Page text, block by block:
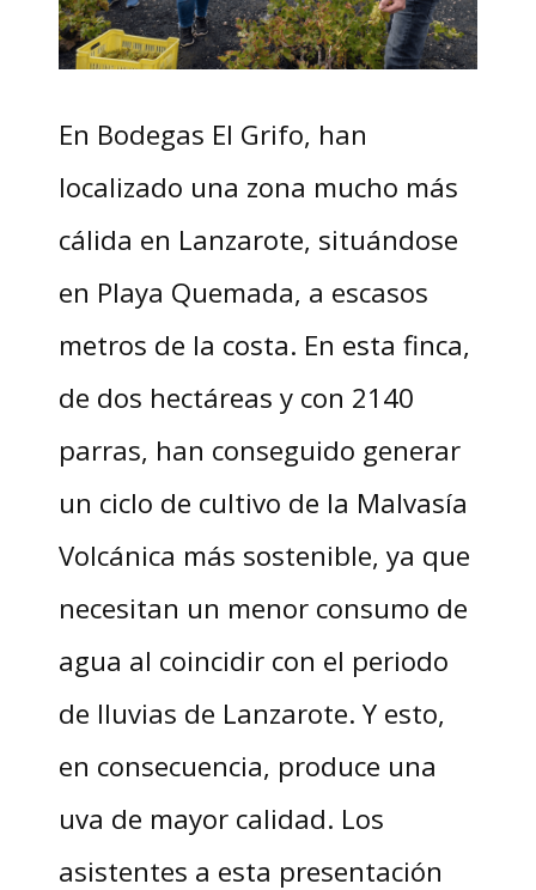
En Bodegas El Grifo, han
localizado una zona mucho más
cálida en Lanzarote, situándose
en Playa Quemada, a escasos
metros de la costa. En esta finca,
de dos hectáreas y con 2140
parras, han conseguido generar
un ciclo de cultivo de la Malvasía
Volcánica más sostenible, ya que
necesitan un menor consumo de
agua al coincidir con el periodo
de lluvias de Lanzarote. Y esto,
en consecuencia, produce una
uva de mayor calidad. Los
asistentes a esta presentación